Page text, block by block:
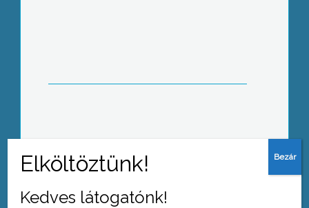
Kedves látogatónk!